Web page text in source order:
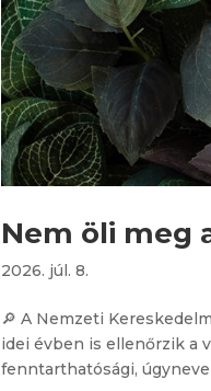
Nem öli meg
2026. júl. 8.
🔎 A Nemzeti
idei évben is ellenőrzik a
fenntarthatósági,